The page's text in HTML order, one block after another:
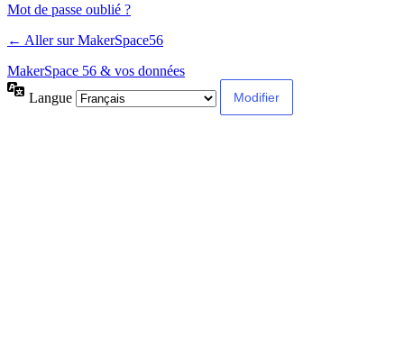
Mot de passe oublié ?
← Aller sur MakerSpace56
MakerSpace 56 & vos données
Langue